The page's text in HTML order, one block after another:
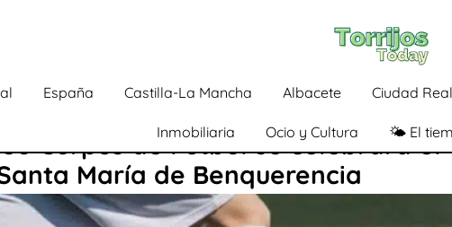
España Castilla-La Mancha Albacete Ciudad Real
Inmobiliaria Ocio y Cultura 🌤️ El
Corpus de Fútbol se celebrará
María de Benquerencia